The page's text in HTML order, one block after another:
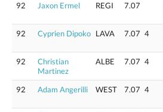
92
Jaxon Ermel REGI 7.07
92 Cyprien Dipoko LAVA 7.07 4
92
Christian
Martinez
ALBE 7.07 4
92 Adam Angerilli WEST 7.07 4